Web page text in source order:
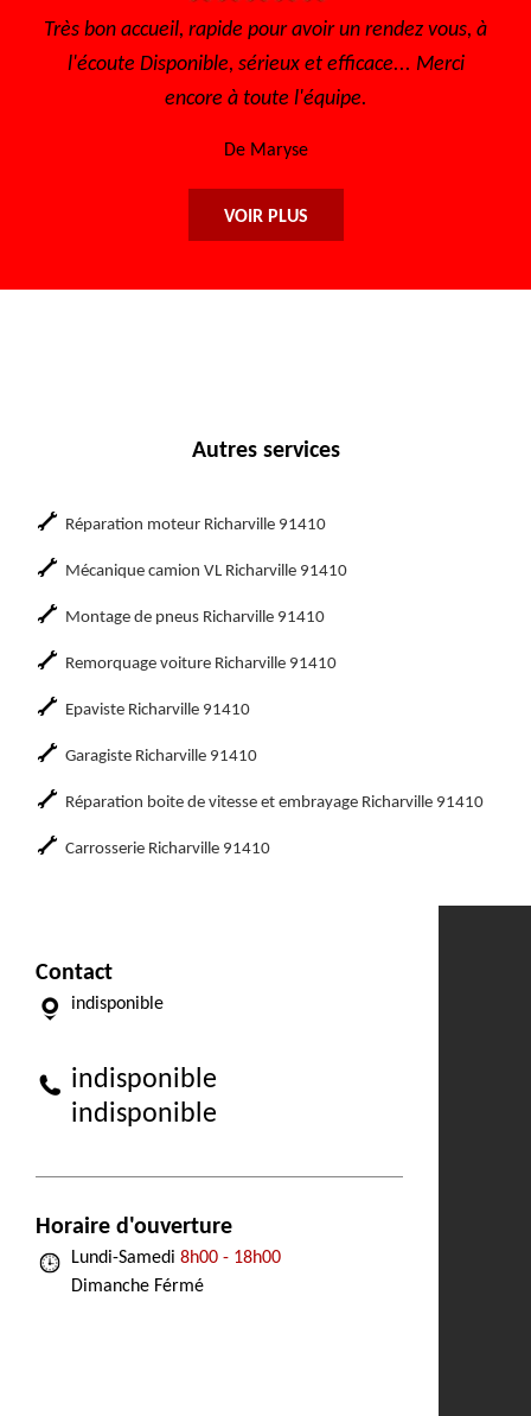
avoir un rendez vous, à
et efficace... Merci
Très bon accueil Des gens
sympathique Très
VOIR PLUS
Autres services
Réparation moteur Richarville 91410
Mécanique camion VL Richarville 91410
Montage de pneus Richarville 91410
Remorquage voiture Richarville 91410
Epaviste Richarville 91410
Garagiste Richarville 91410
Réparation boite de vitesse et embrayage Richarville 91410
Carrosserie Richarville 91410
Contact
indisponible
indisponible
indisponible
Horaire d'ouverture
Lundi-Samedi 8h00 - 18h00
Dimanche Férmé